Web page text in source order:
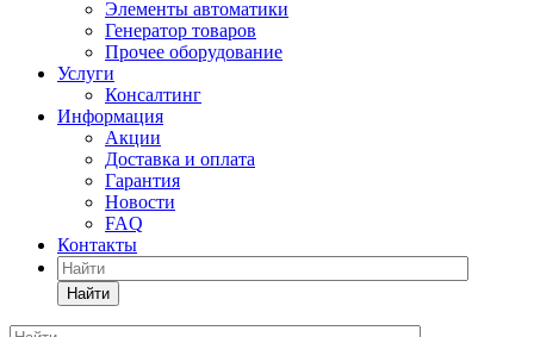
Элементы автоматики
Генератор товаров
Прочее оборудование
Услуги
Консалтинг
Информация
Акции
Доставка и оплата
Гарантия
Новости
FAQ
Контакты
Найти